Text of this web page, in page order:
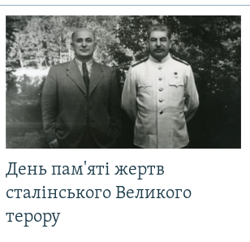
День пам'яті жертв
сталінського Великого
терору